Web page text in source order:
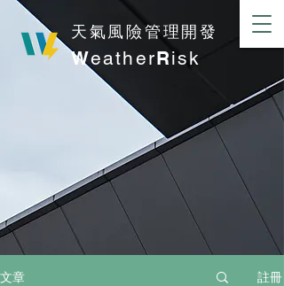
​天氣風險管理開發
WeatherRisk
文章 註冊